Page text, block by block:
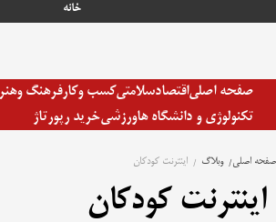
خانه
صفحه اصلیاقتصادسلامتیکسب وکارفرهنگ وهنر
تکنولوژی و دانشگاه هاورزشیخرید رپورتاژ
صفحه اصلی وبلاگ اینترنت کودکان
اینترنت کودکان